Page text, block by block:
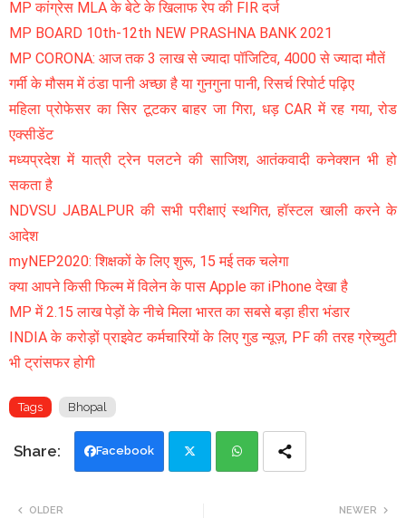
MP कांग्रेस MLA के बेटे के खिलाफ रेप की FIR दर्ज
MP BOARD 10th-12th NEW PRASHNA BANK 2021
MP CORONA: आज तक 3 लाख से ज्यादा पॉजिटिव, 4000 से ज्यादा मौतें
गर्मी के मौसम में ठंडा पानी अच्छा है या गुनगुना पानी, रिसर्च रिपोर्ट पढ़िए
महिला प्रोफेसर का सिर टूटकर बाहर जा गिरा, धड़ CAR में रह गया, रोड
एक्सीडेंट
मध्यप्रदेश में यात्री ट्रेन पलटने की साजिश, आतंकवादी कनेक्शन भी हो
सकता है
NDVSU JABALPUR की सभी परीक्षाएं स्थगित, हॉस्टल खाली करने के
आदेश
myNEP2020: शिक्षकों के लिए शुरू, 15 मई तक चलेगा
क्या आपने किसी फिल्म में विलेन के पास Apple का iPhone देखा है
MP में 2.15 लाख पेड़ों के नीचे मिला भारत का सबसे बड़ा हीरा भंडार
INDIA के करोड़ों प्राइवेट कर्मचारियों के लिए गुड न्यूज़, PF की तरह ग्रेच्युटी
भी ट्रांसफर होगी
Tags Bhopal
Facebook
NEWER
OLDER